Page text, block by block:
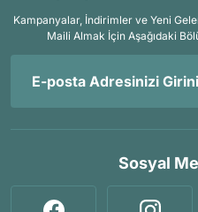
Kampanyalar, İndirimler ve Yeni
Maili Almak İçin Aşağıdaki
Sosyal